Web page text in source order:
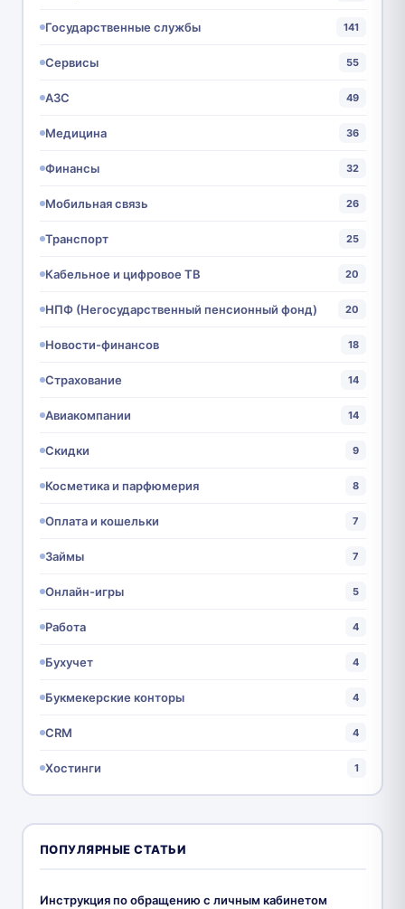
Государственные службы 141
Сервисы 55
АЗС 49
Медицина 36
Финансы 32
Мобильная связь 26
Транспорт 25
Кабельное и цифровое ТВ 20
НПФ (Негосударственный пенсионный фонд) 20
Новости-финансов 18
Страхование 14
Авиакомпании 14
Скидки 9
Косметика и парфюмерия 8
Оплата и кошельки 7
Займы 7
Онлайн-игры 5
Работа 4
Бухучет 4
Букмекерские конторы 4
CRM 4
Хостинги 1
ПОПУЛЯРНЫЕ СТАТЬИ
Инструкция по обращению с личным кабинетом